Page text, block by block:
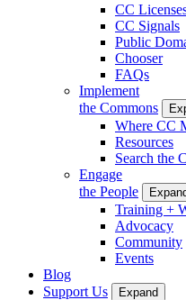
CC
CC Signals
Public
Chooser
FAQs
Implement
the Commons
Where CC
Resources
Search the
Engage
the People
Training +
Advocacy
Community
Events
Blog
Support Us
Expand